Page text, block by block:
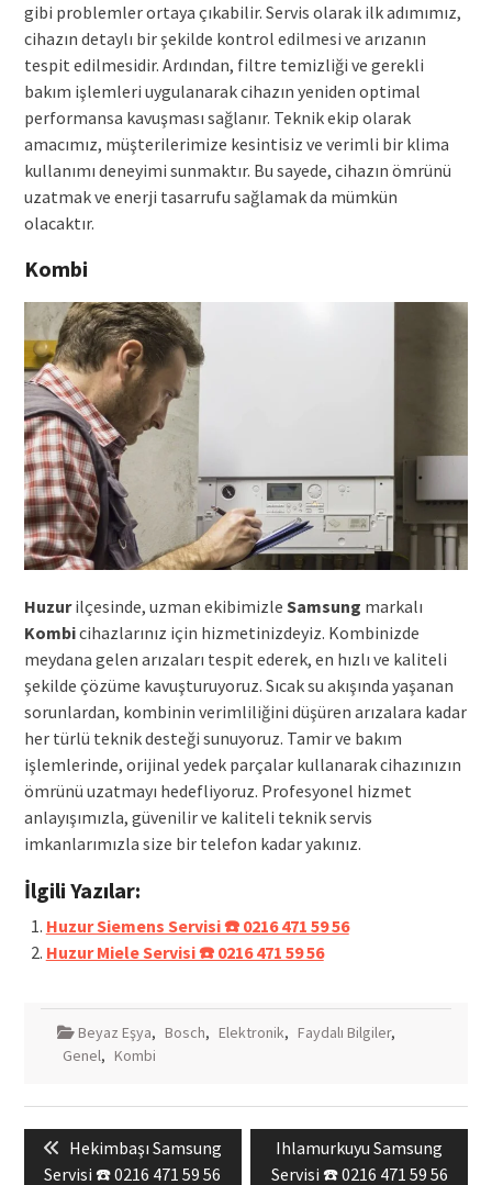
gibi problemler ortaya çıkabilir. Servis olarak ilk adımımız,
cihazın detaylı bir şekilde kontrol edilmesi ve arızanın
tespit edilmesidir. Ardından, filtre temizliği ve gerekli
bakım işlemleri uygulanarak cihazın yeniden optimal
performansa kavuşması sağlanır. Teknik ekip olarak
amacımız, müşterilerimize kesintisiz ve verimli bir klima
kullanımı deneyimi sunmaktır. Bu sayede, cihazın ömrünü
uzatmak ve enerji tasarrufu sağlamak da mümkün
olacaktır.
Kombi
Huzurilçesinde, uzman ekibimizle Samsung markalı
Kombicihazlarınız için hizmetinizdeyiz. Kombinizde
meydana gelen arızaları tespit ederek, en hızlı ve kaliteli
şekilde çözüme kavuşturuyoruz. Sıcak su akışında yaşanan
sorunlardan, kombinin verimliliğini düşüren arızalara kadar
her türlü teknik desteği sunuyoruz. Tamir ve bakım
işlemlerinde, orijinal yedek parçalar kullanarak cihazınızın
ömrünü uzatmayı hedefliyoruz. Profesyonel hizmet
anlayışımızla, güvenilir ve kaliteli teknik servis
imkanlarımızla size bir telefon kadar yakınız.
İlgili Yazılar:
Huzur Siemens Servisi ☎️ 0216 471 59 56
Huzur Miele Servisi ☎️ 0216 471 59 56
Beyaz Eşya, Bosch, Elektronik, Faydalı Bilgiler,
Genel, Kombi
Yazı
gezinmesi
Previous
post:
Hekimbaşı Samsung
Servisi ☎️ 0216 471 59 56
Next
post:
Ihlamurkuyu Samsung
Servisi ☎️ 0216 471 59 56